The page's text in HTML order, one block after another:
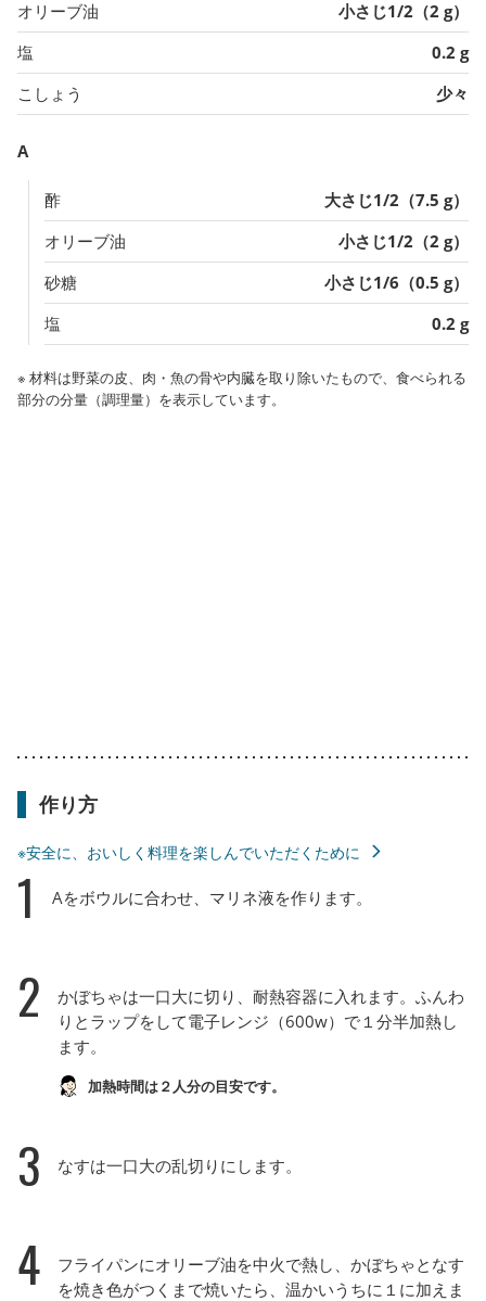
オリーブ油
小さじ1/2（2 g）
塩
0.2 g
こしょう
少々
A
酢
大さじ1/2（7.5 g）
オリーブ油
小さじ1/2（2 g）
砂糖
小さじ1/6（0.5 g）
塩
0.2 g
※ 材料は野菜の皮、肉・魚の骨や内臓を取り除いたもので、食べられる
部分の分量（調理量）を表示しています。
作り方
※安全に、おいしく料理を楽しんでいただくために
1 Aをボウルに合わせ、マリネ液を作ります。
2
かぼちゃは一口大に切り、耐熱容器に入れます。ふんわ
りとラップをして電子レンジ（600w）で１分半加熱し
ます。
加熱時間は２人分の目安です。
3 なすは一口大の乱切りにします。
4
フライパンにオリーブ油を中火で熱し、かぼちゃとなす
を焼き色がつくまで焼いたら、温かいうちに１に加えま